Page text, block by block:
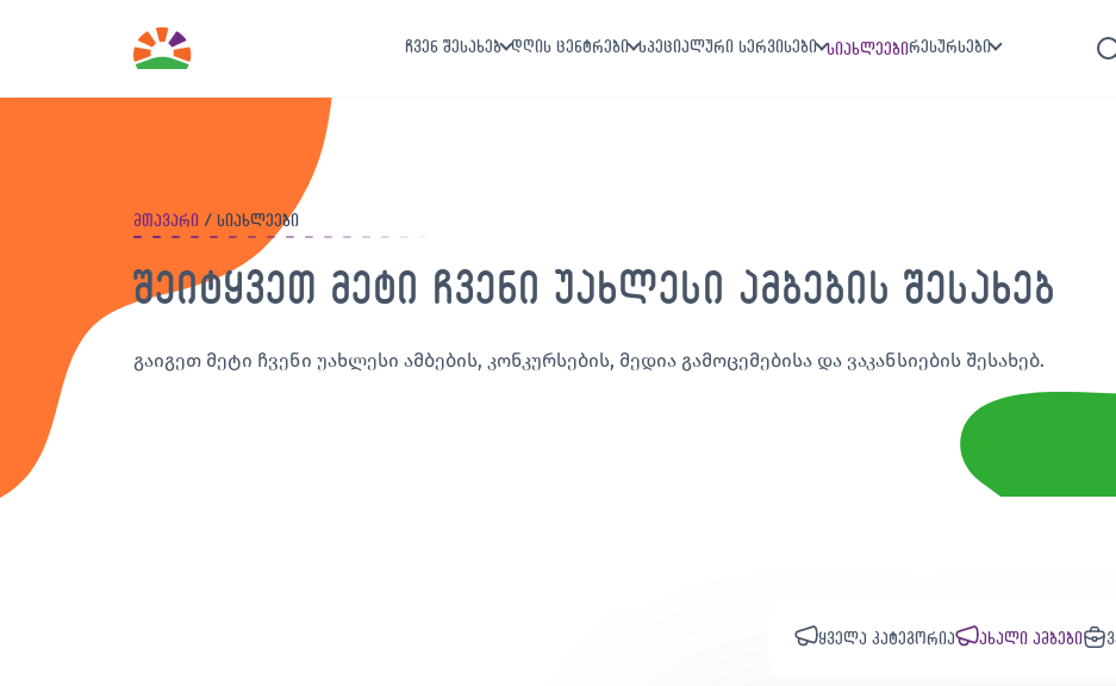
ჩვენ შესახებ დღის ცენტრები სპეციალური სერვისები სიახლეებირესურსები
მთავარი სიახლეები
შეიტყვეთ მეტი ჩვენი უახლესი ამბების შესახებ
გაიგეთ მეტი ჩვენი უახლესი ამბების, კონკურსების, მედია გამოცემებისა და ვაკანსიების შესახებ.
ყველა კატეგორია ახალი ამბები